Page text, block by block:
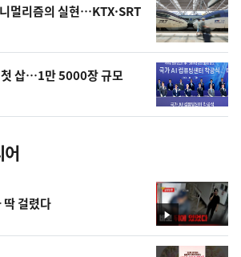
멀리즘의 실현…KTX·SRT
삽…1만 5000장 규모
영
상
걸렸다